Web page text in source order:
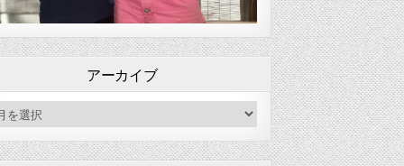
アーカイブ
カイブ